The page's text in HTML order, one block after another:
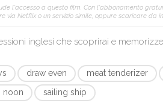
l'accesso a questo film. Con l'abbonamento
via Netflix o un servizio simile, oppure scaricare da
inglesi che scoprirai e
draw even meat tenderizer
noon sailing ship